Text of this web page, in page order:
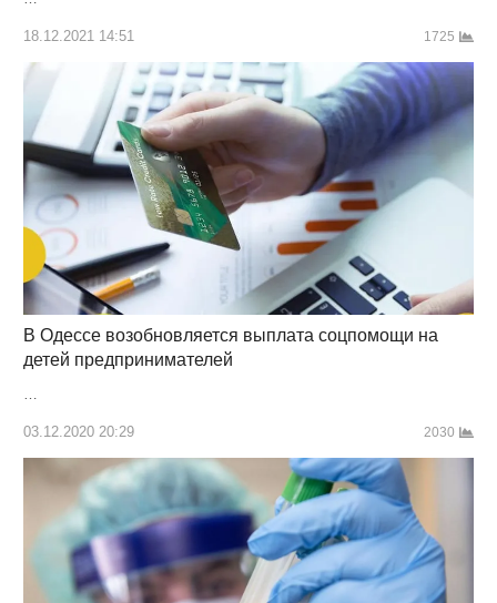
18.12.2021 14:51 1725
В Одессе возобновляется выплата соцпомощи на
детей предпринимателей
…
03.12.2020 20:29 2030